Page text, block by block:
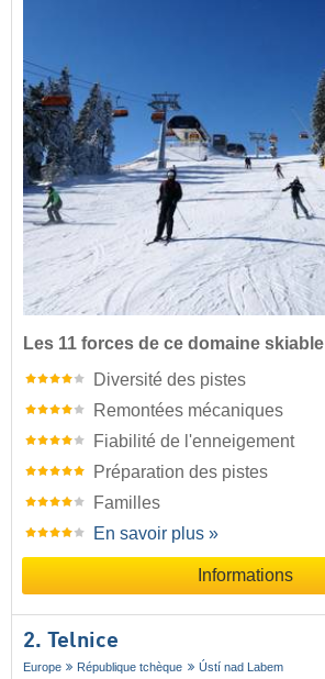
Les 11 forces de ce domaine skiable
Diversité des pistes
Remontées mécaniques
Fiabilité de l'enneigement
Préparation des pistes
Familles
En savoir plus »
Informations
2. Telnice
Europe République tchèque Ústí nad Labem